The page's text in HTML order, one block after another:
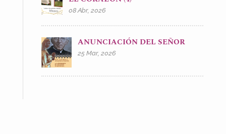
08 Abr, 2026
ANUNCIACIÓN DEL SEÑOR
25 Mar, 2026